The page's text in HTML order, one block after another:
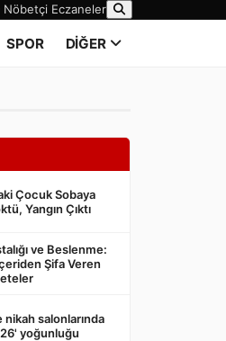
Nöbetçi Eczaneler
SPOR DİĞER
Çocuk Sobaya
Yangın Çıktı
ve Beslenme:
Şifa Veren
salonlarında
yoğunluğu